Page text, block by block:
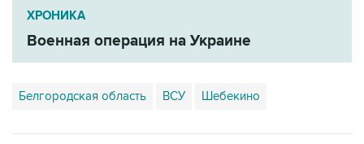
ХРОНИКА
Военная операция на Украине
Белгородская область ВСУ Шебекино